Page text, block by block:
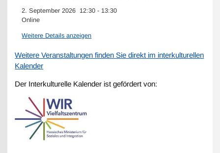
2. September 2026 12:30 - 13:30
Online
Weitere Details anzeigen
Weitere Veranstaltungen finden Sie direkt im interkulturellen
Kalender
Der Interkulturelle Kalender ist gefördert von: